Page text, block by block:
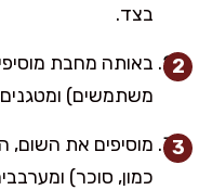
בצד.
באותה מחבת
משתמשים)
מוסיפים את השום,
כמון, סוכר)